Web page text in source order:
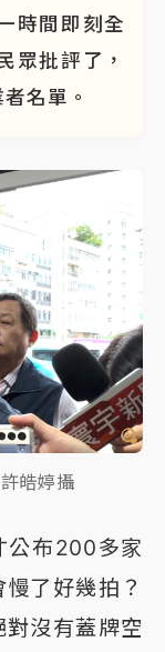
時間即刻全
眾批評了，
名單。
皓婷攝
公布200多家
了好幾拍？
沒有蓋牌空